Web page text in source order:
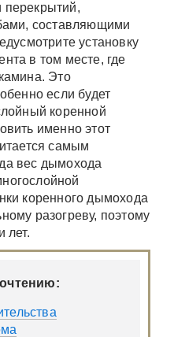
составляющими
установку
в том месте, где
Это
если будет
коренной
именно этот
самым
вес дымохода
коренного дымохода
разогреву, поэтому
лет.